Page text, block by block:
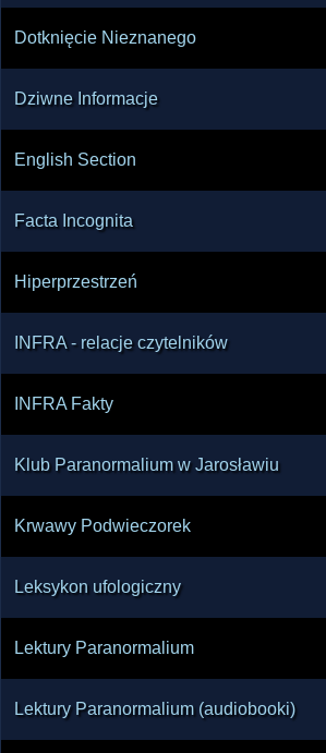
Dotknięcie Nieznanego
Dziwne Informacje
English Section
Facta Incognita
Hiperprzestrzeń
INFRA - relacje czytelników
INFRA Fakty
Klub Paranormalium w Jarosławiu
Krwawy Podwieczorek
Leksykon ufologiczny
Lektury Paranormalium
Lektury Paranormalium (audiobooki)